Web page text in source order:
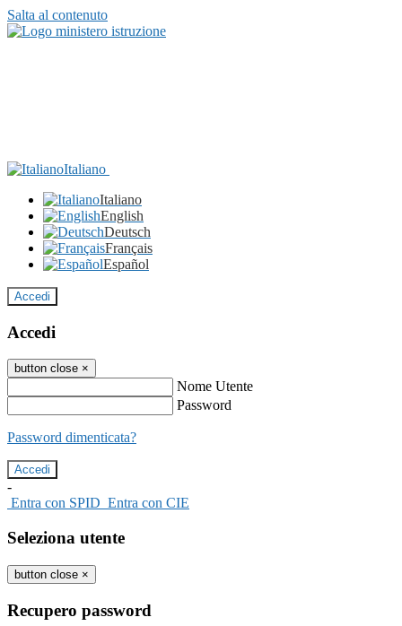
Salta al contenuto
Italiano
Italiano
English
Deutsch
Français
Español
Accedi
Accedi
button close ×
Nome Utente
Password
Password dimenticata?
-
Entra con SPID Entra con CIE
Seleziona utente
button close ×
Recupero password